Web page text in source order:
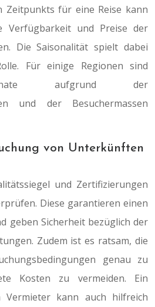
Zeitpunkts für eine Reise kann
Verfügbarkeit und Preise der
Die Saisonalität spielt dabei
Für einige Regionen sind
aufgrund der
und der Besuchermassen
von Unterkünften
und Zertifizierungen
Diese garantieren einen
geben Sicherheit bezüglich der
Zudem ist es ratsam, die
genau zu
Kosten zu vermeiden. Ein
kann auch hilfreich